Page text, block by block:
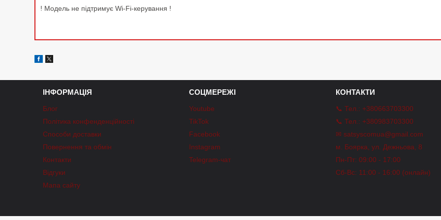
! Модель не підтримує Wi-Fi-керування !
ІНФОРМАЦІЯ
Блог
Політика конфенденційності
Способи доставки
Повернення та обмін
Контакти
Відгуки
Мапа сайту
СОЦМЕРЕЖІ
Youtube
TikTok
Facebook
Instagram
Telegram-чат
КОНТАКТИ
📞 Тел.: +380663703300
📞 Тел.: +380983703300
✉ satsyscomua@gmail.com
м. Боярка, ул. Дежньова, 8
Пн-Пт: 09:00 - 17:00
Сб-Вс: 11:00 - 16:00 (онлайн)